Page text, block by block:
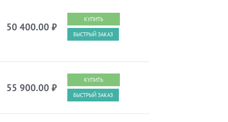
50 400.00 ₽
БЫСТРЫЙ ЗАКАЗ
55 900.00 ₽
БЫСТРЫЙ ЗАКАЗ